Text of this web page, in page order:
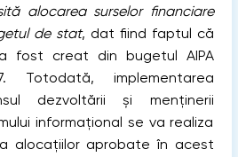
alocarea surselor financiare
de stat, dat fiind faptul că
fost creat din bugetul AIPA
Totodată, implementarea
dezvoltării şi menţinerii
informaţional se va realiza
alocaţiilor aprobate în acest